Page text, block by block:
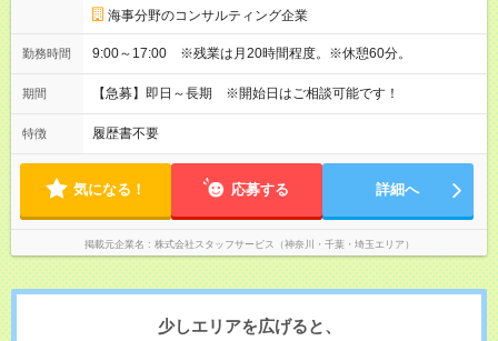
海事分野のコンサルティング企業
勤務時間 9:00～17:00 ※残業は月20時間程度。※休憩60分。
期間 【急募】即日～長期 ※開始日はご相談可能です！
特徴 履歴書不要
気になる！ 応募する 詳細へ
掲載元企業名 株式会社スタッフサービス（神奈川・千葉・埼玉エリア）
少しエリアを広げると、